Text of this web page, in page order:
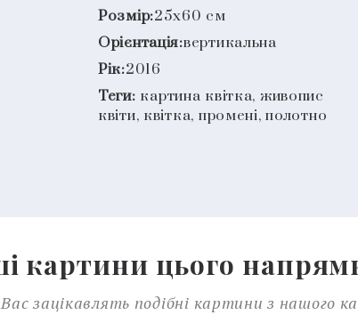
Розмір:25x60 см
Орієнтація:вертикальна
Рік:2016
Теги: картина квітка, живопис
квіти, квітка, промені, полотно
картини цього
зацікавлять подібні картини з нашого